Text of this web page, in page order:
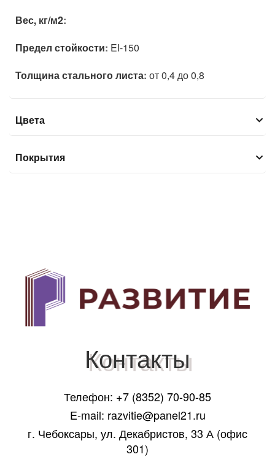
Вес, кг/м2:
Предел стойкости: EI-150
Толщина стального листа: от 0,4 до 0,8
Цвета
Покрытия
Контакты
Телефон: +7 (8352) 70-90-85
E-mail: razvitie@panel21.ru
г. Чебоксары, ул. Декабристов, 33 А (офис
301)